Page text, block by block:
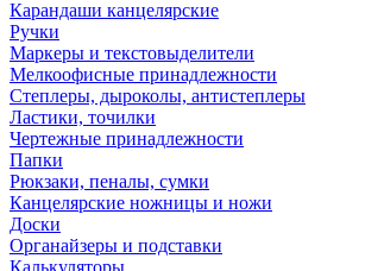
Карандаши канцелярские
Ручки
Маркеры и текстовыделители
Мелкоофисные принадлежности
Степлеры, дыроколы, антистеплеры
Ластики, точилки
Чертежные принадлежности
Папки
Рюкзаки, пеналы, сумки
Канцелярские ножницы и ножи
Доски
Органайзеры и подставки
Калькуляторы